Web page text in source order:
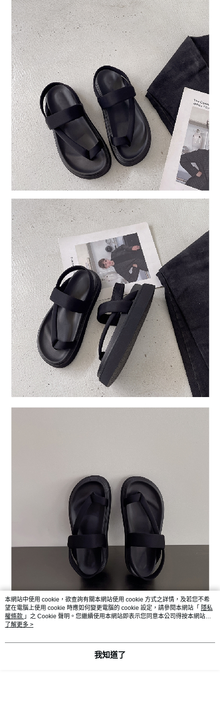
本網站中使用 cookie，欲查詢有關本網站使用 cookie 方式之詳情，及若您不希
望在電腦上使用 cookie 時應如何變更電腦的 cookie 設定，請參閱本網站「 隱私
權條款 」之 Cookie 聲明。您繼續使用本網站即表示您同意本公司得按本網站使
用條款之 Cookie 聲明使用 cookie。
了解更多 >
我知道了